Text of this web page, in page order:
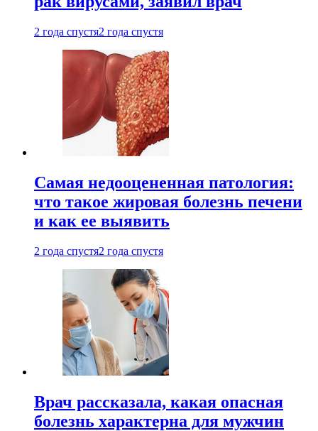
2 года спустя2 года спустя
Самая недооцененная патология:
что такое жировая болезнь печени
и как ее выявить
2 года спустя2 года спустя
Врач рассказала, какая опасная
болезнь характерна для мужчин